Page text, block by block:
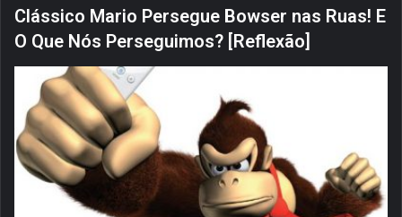
Clássico Mario Persegue Bowser nas Ruas! E
O Que Nós Perseguimos? [Reflexão]